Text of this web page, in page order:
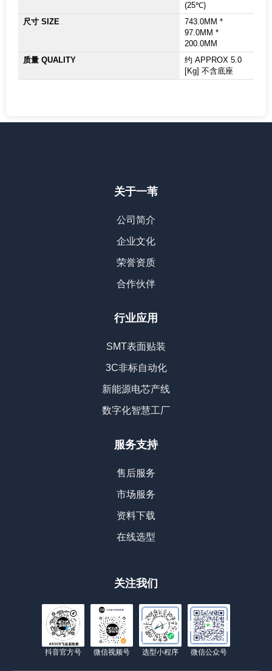
(25℃)
尺寸 SIZE
743.0MM *
97.0MM *
200.0MM
质量 QUALITY
约 APPROX 5.0
[Kg] 不含底座
关于一苇
公司简介
企业文化
荣誉资质
合作伙伴
行业应用
SMT表面贴装
3C非标自动化
新能源电芯产线
数字化智慧工厂
服务支持
售后服务
市场服务
资料下载
在线选型
关注我们
抖音官方号 微信视频号 选型小程序 微信公众号